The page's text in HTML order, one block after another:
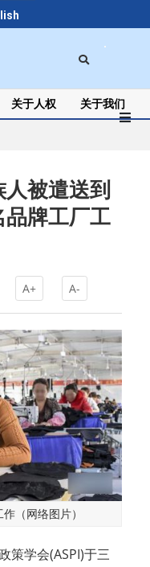
关于人权 关于我们
被遣送到
品牌工厂工
A+ A-
（网络图片）
策学会(ASPI)于三